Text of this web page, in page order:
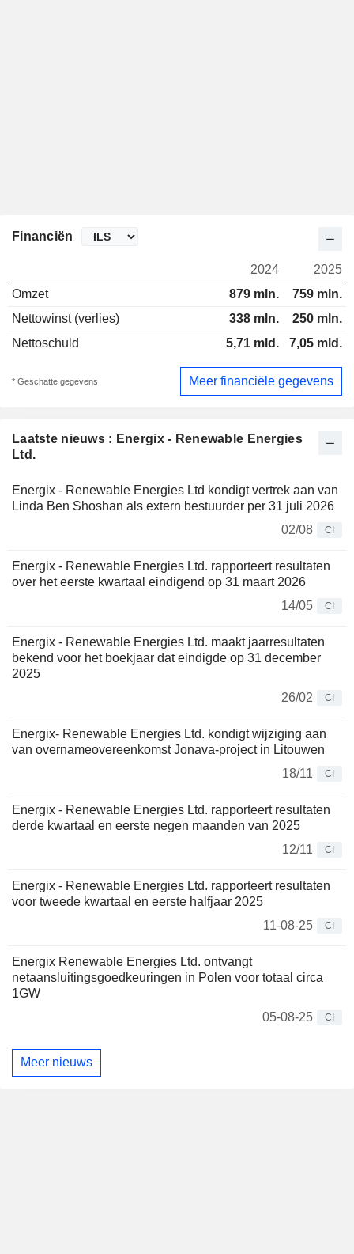
Laatste nieuws : Energix - Renewable Energies
Ltd.
Energix - Renewable Energies Ltd kondigt vertrek aan van
Linda Ben Shoshan als extern bestuurder per 31 juli 2026
02/08
CI
Energix - Renewable Energies Ltd. rapporteert resultaten
over het eerste kwartaal eindigend op 31 maart 2026
14/05
CI
Energix - Renewable Energies Ltd. maakt jaarresultaten
bekend voor het boekjaar dat eindigde op 31 december
2025
26/02
CI
Energix- Renewable Energies Ltd. kondigt wijziging aan
van overnameovereenkomst Jonava-project in Litouwen
18/11
CI
Energix - Renewable Energies Ltd. rapporteert resultaten
derde kwartaal en eerste negen maanden van 2025
12/11
CI
Energix - Renewable Energies Ltd. rapporteert resultaten
voor tweede kwartaal en eerste halfjaar 2025
11-08-25
CI
Energix Renewable Energies Ltd. ontvangt
netaansluitingsgoedkeuringen in Polen voor totaal circa
1GW
05-08-25
CI
Meer nieuws
Financiën
2024
2025
Omzet
879 mln.
759 mln.
Nettowinst (verlies)
338 mln.
250 mln.
Nettoschuld
5,71 mld. 7,05 mld.
* Geschatte gegevens Meer financiële gegevens